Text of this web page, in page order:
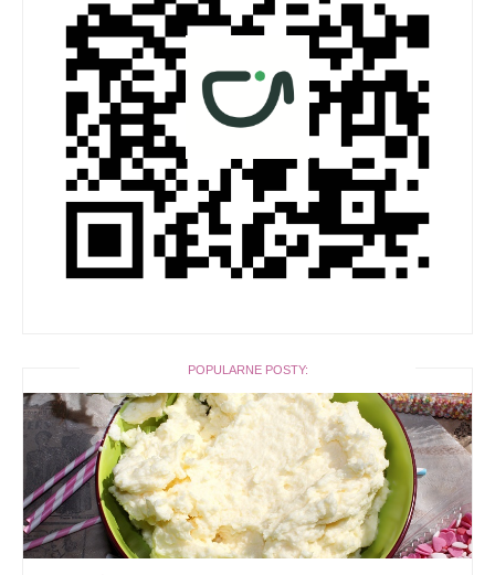
POPULARNE POSTY: